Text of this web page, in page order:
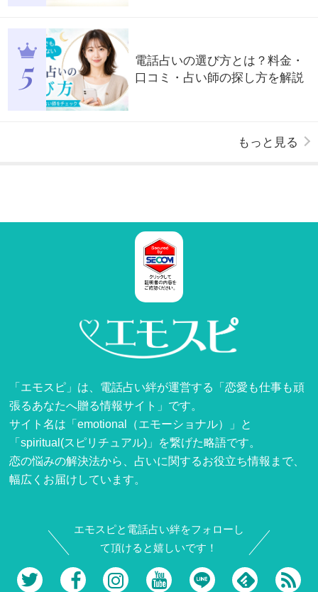
電話占いの選び方とは？料金・
口コミ・占い師の探し方を解説
もっと見る
「エモスピ」は、電話占い絆が運営する「恋愛も仕事も頑
張るあなたへ贈る情報サイト」です。
サイト名は「emotional（エモーショナル）」と
「spiritual(スピリチュアル)」を繋げた略語です。
恋の悩みの解決法から、占いに関するお役立ち情報まで、
幅広くお届けしています。
エモスピと電話占い絆をフォローし
て頂けると嬉しいです！